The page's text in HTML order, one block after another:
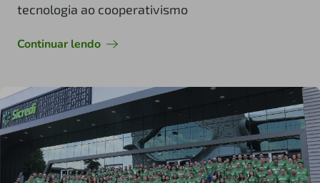
tecnologia ao cooperativismo
Continuar lendo